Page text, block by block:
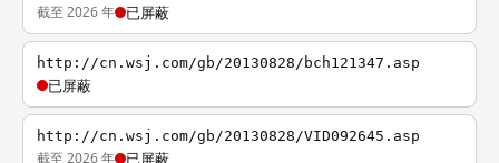
截至 2026 年 已屏蔽
http://cn.wsj.com/gb/20130828/bch121347.asp
已屏蔽
http://cn.wsj.com/gb/20130828/VID092645.asp
截至 2026 年 已屏蔽